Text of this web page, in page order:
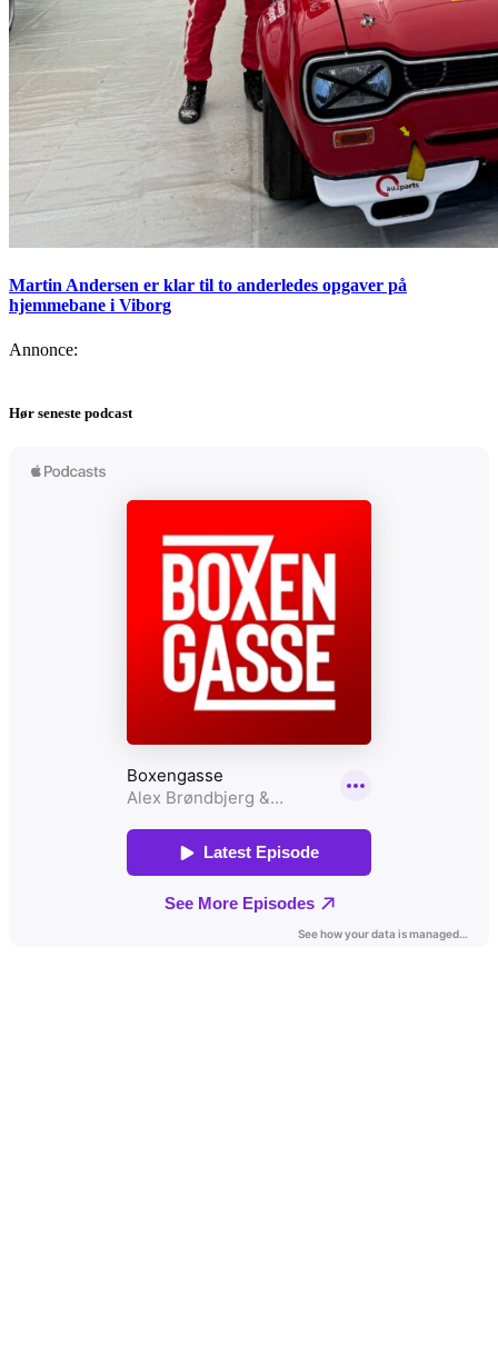
Martin Andersen er klar til to anderledes opgaver på
hjemmebane i Viborg
Annonce:
Hør seneste podcast